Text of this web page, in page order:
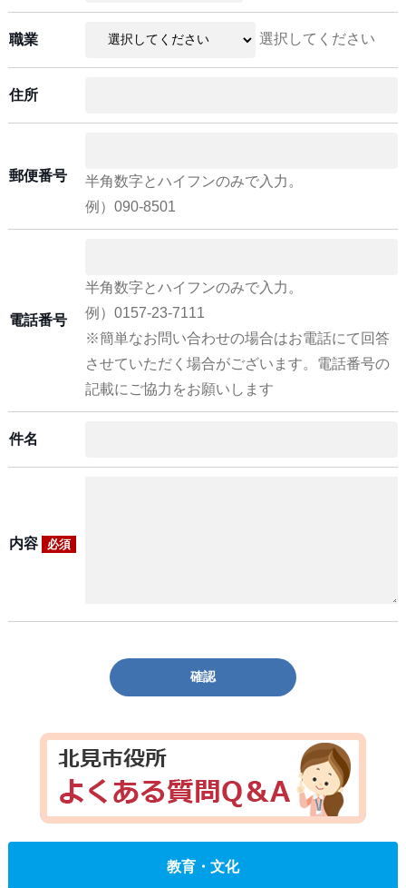
職業 選択してください
住所
郵便番号
半角数字とハイフンのみで入力。
例）090-8501
電話番号
半角数字とハイフンのみで入力。
例）0157-23-7111
※簡単なお問い合わせの場合はお電話にて回答
させていただく場合がございます。電話番号の
記載にご協力をお願いします
件名
内容 必須
確認
教育・文化